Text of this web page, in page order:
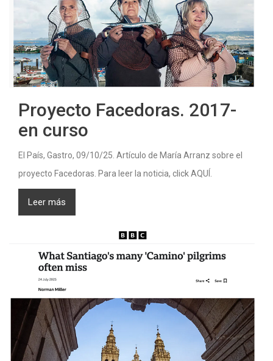
Proyecto Facedoras. 2017-
en curso
El País, Gastro, 09/10/25. Artículo de María Arranz sobre el
proyecto Facedoras. Para leer la noticia, click AQUÍ.
Leer más